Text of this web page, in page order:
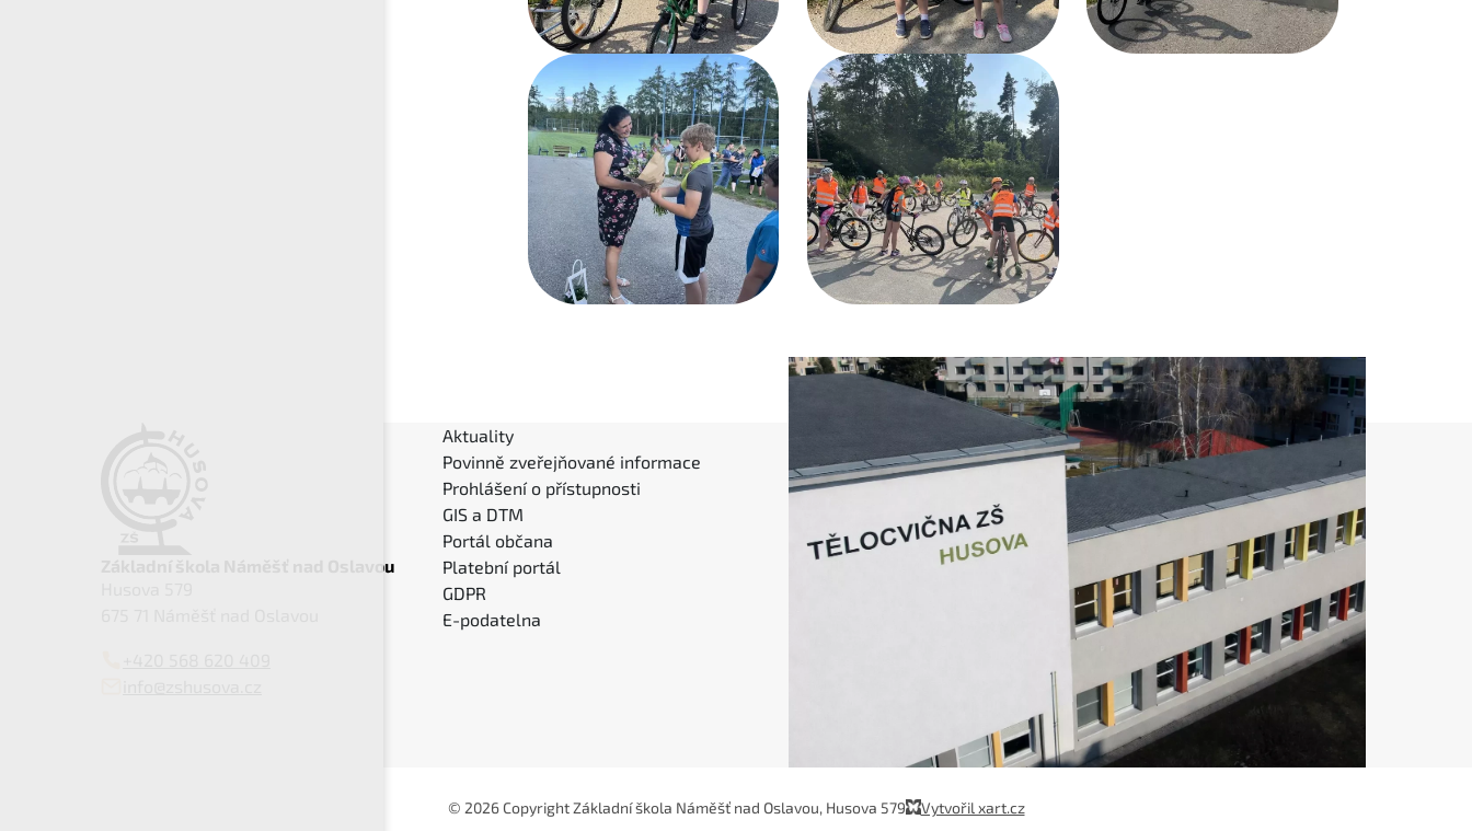
Základní škola Náměšť nad Oslavou
Aktuality
Povinně zveřejňované informace
Prohlášení o přístupnosti
GIS a DTM
Portál občana
Platební portál
GDPR
E-podatelna
© 2026 Copyright Základní škola Náměšť nad Oslavou, Husova 579 Vytvořil xart.cz